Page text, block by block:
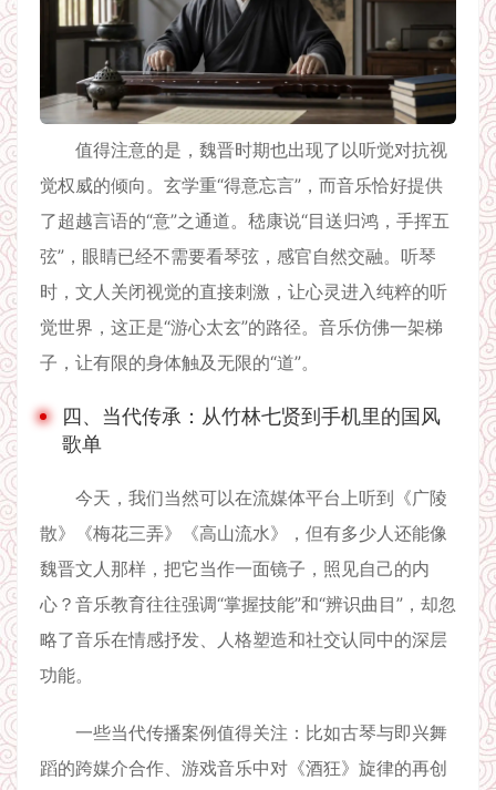
值得注意的是，魏晋时期也出现了以听觉对抗视
觉权威的倾向。玄学重“得意忘言”，而音乐恰好提供
了超越言语的“意”之通道。嵇康说“目送归鸿，手挥五
弦”，眼睛已经不需要看琴弦，感官自然交融。听琴
时，文人关闭视觉的直接刺激，让心灵进入纯粹的听
觉世界，这正是“游心太玄”的路径。音乐仿佛一架梯
子，让有限的身体触及无限的“道”。
四、当代传承：从竹林七贤到手机里的国风
歌单
今天，我们当然可以在流媒体平台上听到《广陵
散》《梅花三弄》《高山流水》，但有多少人还能像
魏晋文人那样，把它当作一面镜子，照见自己的内
心？音乐教育往往强调“掌握技能”和“辨识曲目”，却忽
略了音乐在情感抒发、人格塑造和社交认同中的深层
功能。
一些当代传播案例值得关注：比如古琴与即兴舞
蹈的跨媒介合作、游戏音乐中对《酒狂》旋律的再创